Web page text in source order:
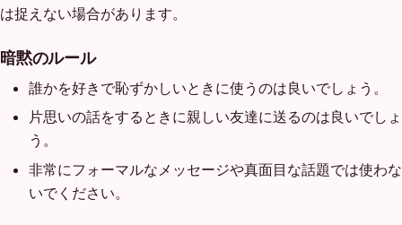
は捉えない場合があります。
暗黙のルール
誰かを好きで恥ずかしいときに使うのは良いでしょう。
片思いの話をするときに親しい友達に送るのは良いでしょ
う。
非常にフォーマルなメッセージや真面目な話題では使わな
いでください。